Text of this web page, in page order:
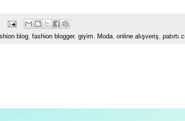
blog, fashion blogger, giyim, Moda, online alışveriş,